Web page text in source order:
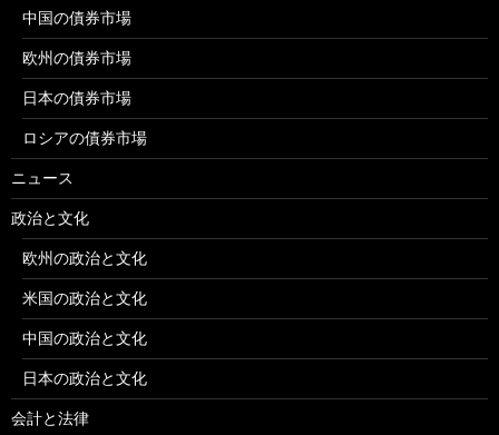
中国の債券市場
欧州の債券市場
日本の債券市場
ロシアの債券市場
ニュース
政治と文化
欧州の政治と文化
米国の政治と文化
中国の政治と文化
日本の政治と文化
会計と法律